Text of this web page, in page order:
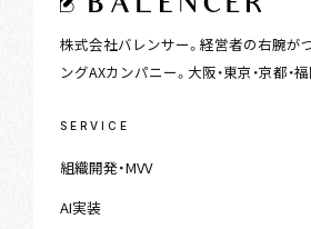
株式会社バレンサー。経営者の右腕が
ングAXカンパニー。大阪・東京・京都・福
SERVICE
組織開発・MVV
AI実装